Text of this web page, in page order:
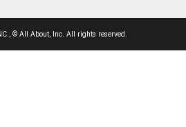
© All About, Inc. All rights reserved.